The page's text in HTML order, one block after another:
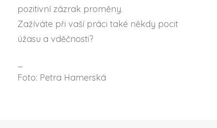
pozitivní zázrak proměny.
Zažíváte při vaší práci také někdy pocit
úžasu a vděčnosti?
Foto: Petra Hamerská